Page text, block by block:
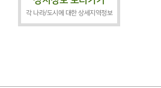
각 나라/도시에 대한 상세지역정보